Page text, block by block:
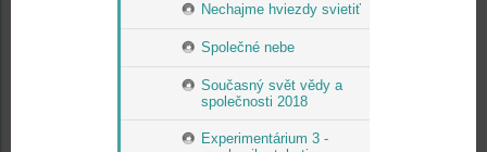
Nechajme hviezdy svietiť
Společné nebe
Současný svět vědy a
společnosti 2018
Experimentárium 3 -